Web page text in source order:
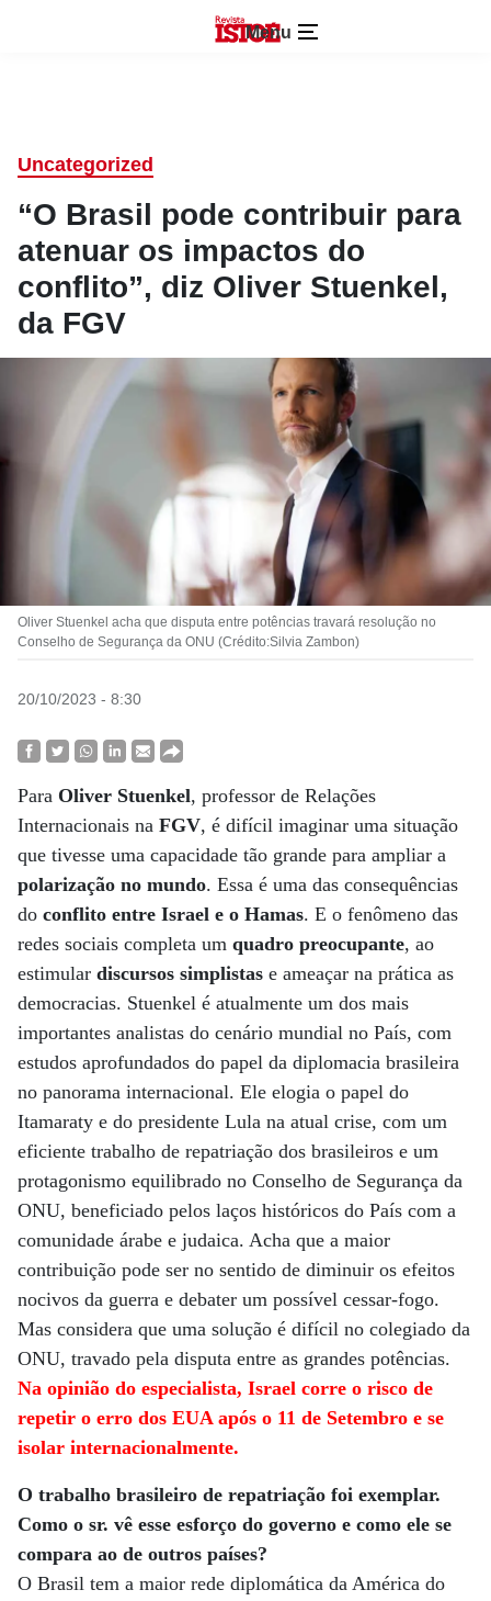
Menu
Uncategorized
“O Brasil pode contribuir para
atenuar os impactos do
conflito”, diz Oliver Stuenkel,
da FGV
Oliver Stuenkel acha que disputa entre potências travará resolução no
Conselho de Segurança da ONU (Crédito:Silvia Zambon)
20/10/2023 - 8:30
Para Oliver Stuenkel, professor de Relações
Internacionais na FGV, é difícil imaginar uma situação
que tivesse uma capacidade tão grande para ampliar a
polarização no mundo. Essa é uma das consequências
do conflito entre Israel e o Hamas. E o fenômeno das
redes sociais completa um quadro preocupante, ao
estimular discursos simplistas e ameaçar na prática as
democracias. Stuenkel é atualmente um dos mais
importantes analistas do cenário mundial no País, com
estudos aprofundados do papel da diplomacia brasileira
no panorama internacional. Ele elogia o papel do
Itamaraty e do presidente Lula na atual crise, com um
eficiente trabalho de repatriação dos brasileiros e um
protagonismo equilibrado no Conselho de Segurança da
ONU, beneficiado pelos laços históricos do País com a
comunidade árabe e judaica. Acha que a maior
contribuição pode ser no sentido de diminuir os efeitos
nocivos da guerra e debater um possível cessar-fogo.
Mas considera que uma solução é difícil no colegiado da
ONU, travado pela disputa entre as grandes potências.
Na opinião do especialista, Israel corre o risco de
repetir o erro dos EUA após o 11 de Setembro e se
isolar internacionalmente.
O trabalho brasileiro de repatriação foi exemplar.
Como o sr. vê esse esforço do governo e como ele se
compara ao de outros países?
O Brasil tem a maior rede diplomática da América do